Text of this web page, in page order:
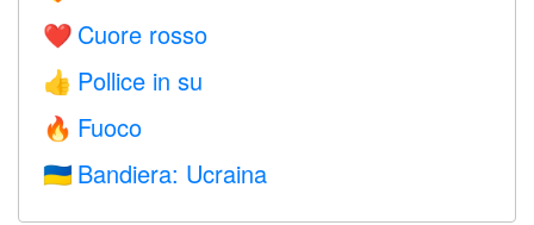
❤️ Cuore rosso
👍 Pollice in su
🔥 Fuoco
🇺🇦 Bandiera: Ucraina